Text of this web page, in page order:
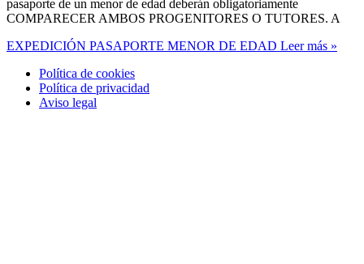
pasaporte de un menor de edad deberán obligatoriamente
COMPARECER AMBOS PROGENITORES O TUTORES. A
EXPEDICIÓN PASAPORTE MENOR DE EDAD Leer más »
Política de cookies
Política de privacidad
Aviso legal